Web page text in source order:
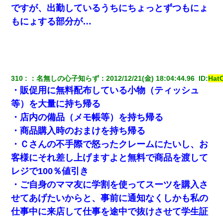
ですが、出勤しているうちにちょっとずつもにょ
もにょする部分が…
310 ：名無しの心子知らず ：2012/12/21(金) 18:04:44.96 ID:
・販促用に無料配布している小物（ティッシュ
等）を大量に持ち帰る
・店内の備品（メモ帳等）を持ち帰る
・商品購入時のおまけを持ち帰る
・Ｃさんの不手際で怒ったクレームにたいし、お
客様にそれ差し上げますよと無料で商品を渡して
レジで100％値引き
・ご自身のママ友に学割を使ってスーツを購入さ
せてあげたいからと、事前に通知なくしかも私の
仕事中に来店して仕事を途中で抜けさせて学生証